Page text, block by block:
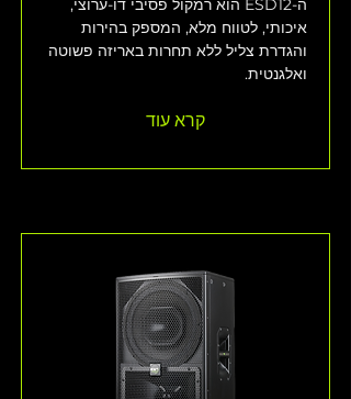
ה-ESD12 הוא רמקול פסיבי דו-ערוצי,
איכותי, לטווח מלא, המספק בהירות
והגדרת צליל ללא תחרות באריזה פשוטה
ואלגנטית.
קרא עוד